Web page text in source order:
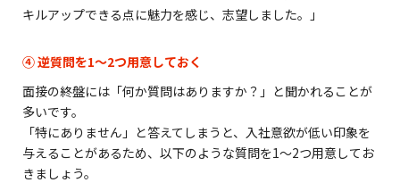
キルアップできる点に魅力を感じ、志望しました。」
④ 逆質問を1〜2つ用意しておく
面接の終盤には「何か質問はありますか？」と聞かれることが
多いです。
「特にありません」と答えてしまうと、入社意欲が低い印象を
与えることがあるため、以下のような質問を1〜2つ用意してお
きましょう。